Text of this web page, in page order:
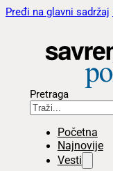
Pređi na glavni sadržaj
Pretraga
Početna
Najnovije
Vesti